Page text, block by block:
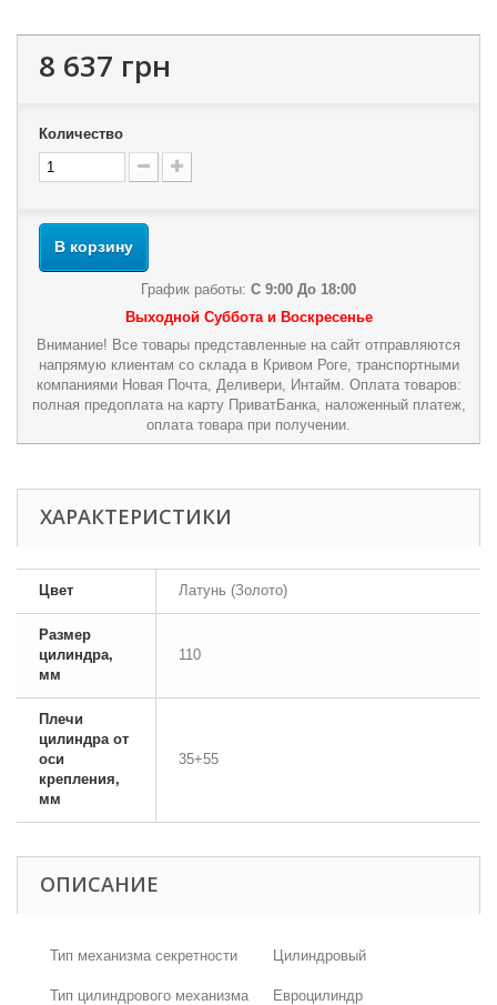
8 637 грн
Количество
В корзину
График работы: С 9:00 До 18:00
Выходной Суббота и Воскресенье
Внимание! Все товары представленные на сайт отправляются
напрямую клиентам со склада в Кривом Роге, транспортными
компаниями Новая Почта, Деливери, Интайм. Оплата товаров:
полная предоплата на карту ПриватБанка, наложенный платеж,
оплата товара при получении.
ХАРАКТЕРИСТИКИ
Цвет Латунь (Золото)
Размер
цилиндра,
мм
110
Плечи
цилиндра от
оси
крепления,
мм
35+55
ОПИСАНИЕ
Тип механизма секретности Цилиндровый
Тип цилиндрового механизма Евроцилиндр